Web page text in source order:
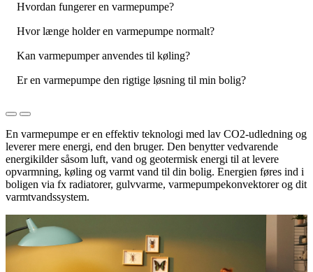
Hvordan fungerer en varmepumpe?
Hvor længe holder en varmepumpe normalt?
Kan varmepumper anvendes til køling?
Er en varmepumpe den rigtige løsning til min bolig?
En varmepumpe er en effektiv teknologi med lav CO2-udledning og
leverer mere energi, end den bruger. Den benytter vedvarende
energikilder såsom luft, vand og geotermisk energi til at levere
opvarmning, køling og varmt vand til din bolig. Energien føres ind i
boligen via fx radiatorer, gulvvarme, varmepumpekonvektorer og dit
varmtvandssystem.